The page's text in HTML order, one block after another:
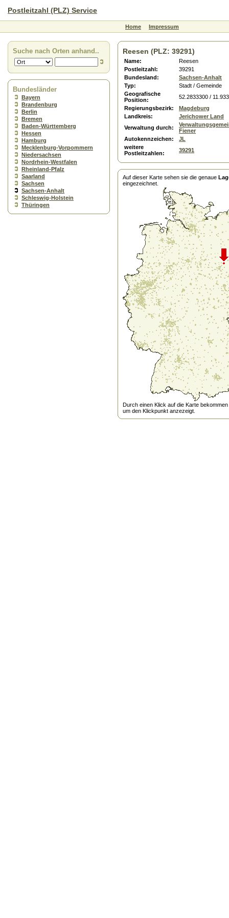
Postleitzahl (PLZ) Service
Home Impressum
Suche nach Orten anhand..
Bundesländer
Bayern
Brandenburg
Berlin
Bremen
Baden-Württemberg
Hessen
Hamburg
Mecklenburg-Vorpommern
Niedersachsen
Nordrhein-Westfalen
Rheinland-Pfalz
Saarland
Sachsen
Sachsen-Anhalt
Schleswig-Holstein
Thüringen
Reesen (PLZ: 39291)
Name:
Reesen
Postleitzahl:
39291
Bundesland:
Sachsen-Anhalt
Typ:
Stadt / Gemeinde
Geografische
Position:
52.2833300 /
Regierungsbezirk:
Magdeburg
Landkreis:
Jerichower Land
Verwaltung durch:
Fiener
Autokennzeichen:
JL
weitere
Postleitzahlen:
39291
Auf dieser Karte sehen sie die genaue
eingezeichnet.
Durch einen Klick auf die Karte
um den Klickpunkt anzezeigt.